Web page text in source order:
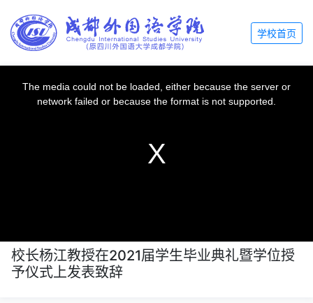
学校首页
The media could not be loaded, either because the server or
network failed or because the format is not supported.
校长杨江教授在2021届学生毕业典礼暨学位授
予仪式上发表致辞